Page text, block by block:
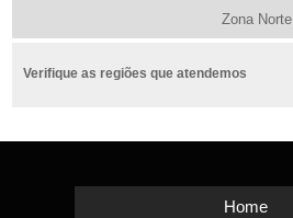
Zona Norte
Verifique as regiões que atendemos
Home